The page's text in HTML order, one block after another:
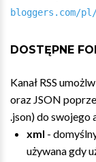
bloggers.com/
DOSTĘPNE
Kanał RSS
oraz JSON
.json) do swojego
xml -
używana gdy